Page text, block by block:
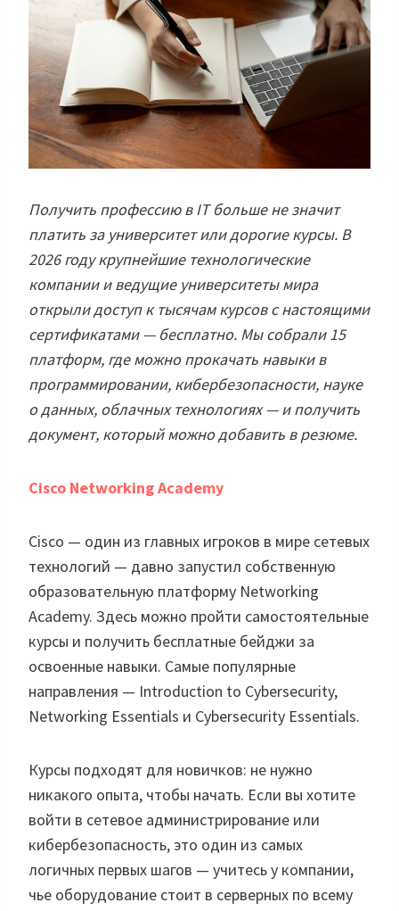
Получить профессию в IT больше не значит
платить за университет или дорогие курсы. В
2026 году крупнейшие технологические
компании и ведущие университеты мира
открыли доступ к тысячам курсов с настоящими
сертификатами — бесплатно. Мы собрали 15
платформ, где можно прокачать навыки в
программировании, кибербезопасности, науке
о данных, облачных технологиях — и получить
документ, который можно добавить в резюме.
Cisco Networking Academy
Cisco — один из главных игроков в мире сетевых
технологий — давно запустил собственную
образовательную платформу Networking
Academy. Здесь можно пройти самостоятельные
курсы и получить бесплатные бейджи за
освоенные навыки. Самые популярные
направления — Introduction to Cybersecurity,
Networking Essentials и Cybersecurity Essentials.
Курсы подходят для новичков: не нужно
никакого опыта, чтобы начать. Если вы хотите
войти в сетевое администрирование или
кибербезопасность, это один из самых
логичных первых шагов — учитесь у компании,
чье оборудование стоит в серверных по всему